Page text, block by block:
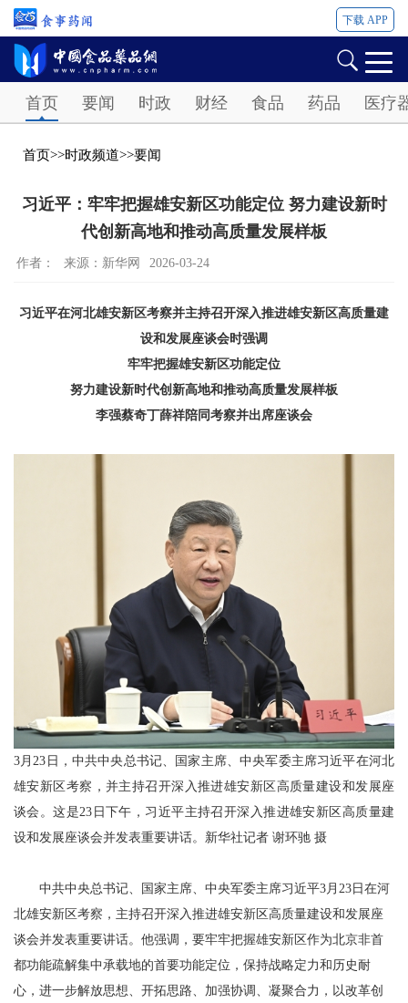
下载 APP
首页 要闻 时政 财经 食品 药品 医疗
首页>>时政频道>>要闻
习近平：牢牢把握雄安新区功能定位 努力建设新时
代创新高地和推动高质量发展样板
作者： 来源：新华网 2026-03-24
习近平在河北雄安新区考察并主持召开深入推进雄安新区高质量建
设和发展座谈会时强调
牢牢把握雄安新区功能定位
努力建设新时代创新高地和推动高质量发展样板
李强蔡奇丁薛祥陪同考察并出席座谈会
3月23日，中共中央总书记、国家主席、中央军委主席习近平在河北
雄安新区考察，并主持召开深入推进雄安新区高质量建设和发展座
谈会。这是23日下午，习近平主持召开深入推进雄安新区高质量建
设和发展座谈会并发表重要讲话。新华社记者 谢环驰 摄
中共中央总书记、国家主席、中央军委主席习近平3月23日在河
北雄安新区考察，主持召开深入推进雄安新区高质量建设和发展座
谈会并发表重要讲话。他强调，要牢牢把握雄安新区作为北京非首
都功能疏解集中承载地的首要功能定位，保持战略定力和历史耐
心，进一步解放思想、开拓思路、加强协调、凝聚合力，以改革创